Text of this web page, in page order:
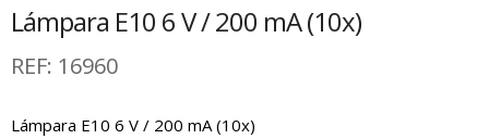
Lámpara E10 6 V / 200 mA (10x)
REF: 16960
Lámpara E10 6 V / 200 mA (10x)